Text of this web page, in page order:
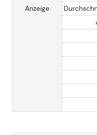
Anzeige